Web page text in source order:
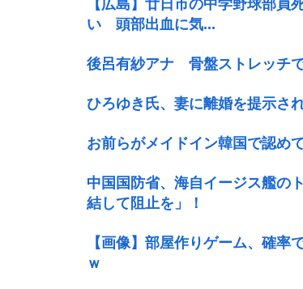
【広島】廿日市の中学野球部
い 頭部出血に気...
後呂有紗アナ 骨盤ストレッチ
ひろゆき氏、妻に離婚を提示さ
お前らがメイドイン韓国で認め
中国国防省、海自イージス艦の
結して阻止を」！
【画像】部屋作りゲーム、確率
ｗ